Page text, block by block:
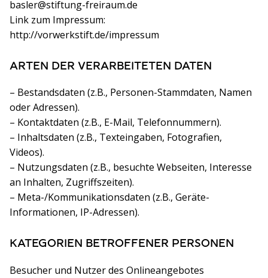
basler@stiftung-freiraum.de
Link zum Impressum:
http://vorwerkstift.de/impressum
ARTEN DER VERARBEITETEN DATEN
– Bestandsdaten (z.B., Personen-Stammdaten, Namen
oder Adressen).
– Kontaktdaten (z.B., E-Mail, Telefonnummern).
– Inhaltsdaten (z.B., Texteingaben, Fotografien,
Videos).
– Nutzungsdaten (z.B., besuchte Webseiten, Interesse
an Inhalten, Zugriffszeiten).
– Meta-/Kommunikationsdaten (z.B., Geräte-
Informationen, IP-Adressen).
KATEGORIEN BETROFFENER PERSONEN
Besucher und Nutzer des Onlineangebotes